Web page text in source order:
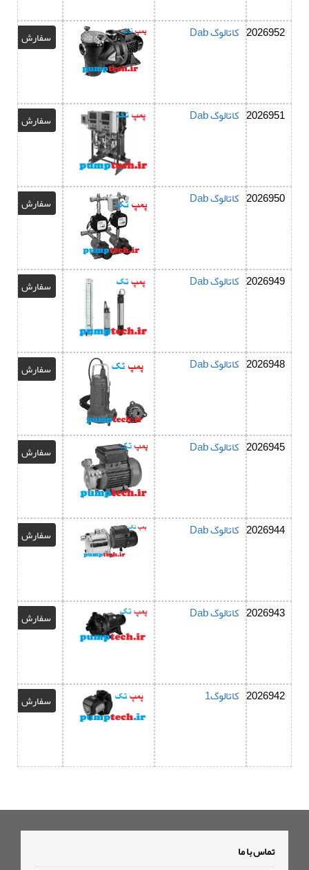
2026952 کاتالوگ Dab سفارش
2026951 کاتالوگ Dab سفارش
2026950 کاتالوگ Dab سفارش
2026949 کاتالوگ Dab سفارش
2026948 کاتالوگ Dab سفارش
2026945 کاتالوگ Dab سفارش
2026944 کاتالوگ Dab سفارش
2026943 کاتالوگ Dab سفارش
2026942 کاتالوگ1 سفارش
تماس با ما